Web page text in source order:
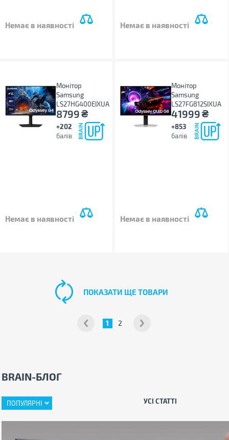
Немає в наявності Немає в наявності
Монітор
Samsung
LS27HG400EIXUA
8799₴
+202
балів
Немає в наявності
Монітор
Samsung
LS27FG812SIXUA
41999₴
+853
балів
Немає в наявності
1 2
ПОКАЗАТИ ЩЕ ТОВАРИ
BRAIN-БЛОГ
ПОПУЛЯРНІ УСІ СТАТТІ